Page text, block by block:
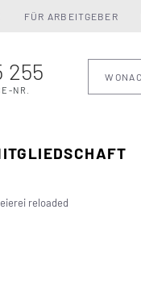
FÜR ARBEITGEBER
255
NR.
reloaded